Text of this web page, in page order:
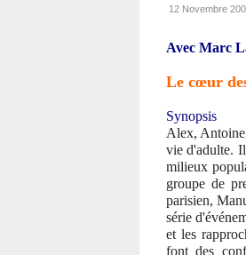
12 Novembre
Avec Marc
Le cœur
Synopsis
Alex,
vie d'adulte.
milieux
groupe de
parisien,
série
et les
font des